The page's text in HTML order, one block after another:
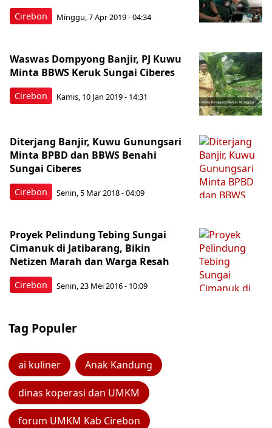
Cirebon Minggu, 7 Apr 2019 - 04:34
Cirebon
Waswas Dompyong Banjir, PJ Kuwu
Minta BBWS Keruk Sungai Ciberes
Kamis, 10 Jan 2019 - 14:31
Cirebon
Diterjang Banjir, Kuwu Gunungsari
Minta BPBD dan BBWS Benahi
Sungai Ciberes
Senin, 5 Mar 2018 - 04:09
Cirebon
Proyek Pelindung Tebing Sungai
Cimanuk di Jatibarang, Bikin
Netizen Marah dan Warga Resah
Senin, 23 Mei 2016 - 10:09
Tag Populer
ai kuliner Anak Kandung
dinas koperasi dan UMKM
forum UMKM Kab Cirebon